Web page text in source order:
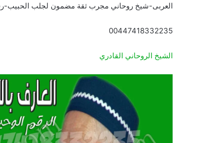
العربى-شيخ روحاني مجرب ثقة مضمون لجلب الحبيب-
00447418332235
الشيخ الروحاني القادري